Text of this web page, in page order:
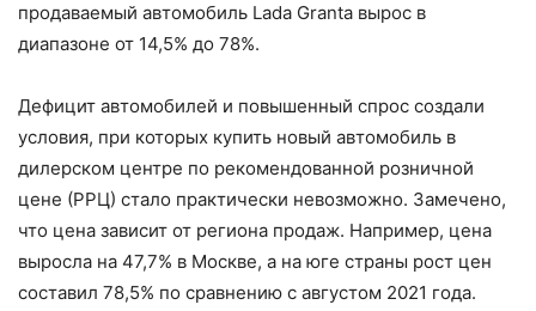
продаваемый автомобиль Lada Granta вырос в
диапазоне от 14,5% до 78%.
Дефицит автомобилей и повышенный спрос создали
условия, при которых купить новый автомобиль в
дилерском центре по рекомендованной розничной
цене (РРЦ) стало практически невозможно. Замечено,
что цена зависит от региона продаж. Например, цена
выросла на 47,7% в Москве, а на юге страны рост цен
составил 78,5% по сравнению с августом 2021 года.